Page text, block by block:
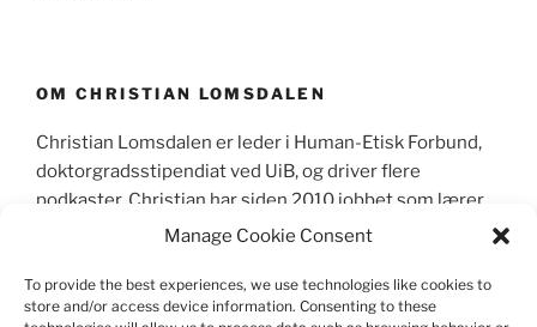
Manage Cookie Consent
To provide the best experiences, we use technologies like cookies to
store and/or access device information. Consenting to these
OM CHRISTIAN LOMSDALEN
Christian Lomsdalen er leder i Human-Etisk Forbund,
doktorgradsstipendiat ved UiB, og driver flere
podkaster. Christian har siden 2010 jobbet som lærer,
primært sett som lektor i videregående skole og
norske aviser.